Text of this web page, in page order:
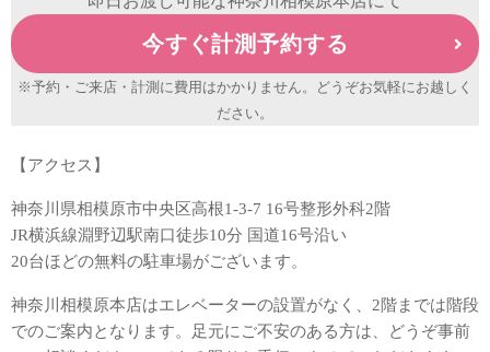
今すぐ計測予約する
※予約・ご来店・計測に費用はかかりません。どうぞお気軽にお越しく
ださい。
【アクセス】
神奈川県相模原市中央区高根1-3-7 16号整形外科2階
JR横浜線淵野辺駅南口徒歩10分 国道16号沿い
20台ほどの無料の駐車場がございます。
神奈川相模原本店はエレベーターの設置がなく、2階までは階段
でのご案内となります。足元にご不安のある方は、どうぞ事前